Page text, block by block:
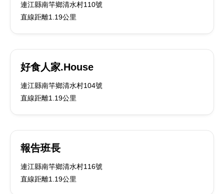
連江縣南竿鄉清水村110號
直線距離1.19公里
好食人家.House
連江縣南竿鄉清水村104號
直線距離1.19公里
報告班長
連江縣南竿鄉清水村116號
直線距離1.19公里